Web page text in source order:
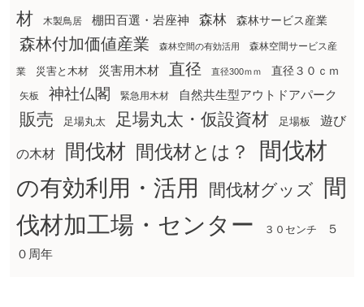
材
木製鳥居 棚田百選・岩座神 森林 森林サービス産業
森林付加価値産業 森林空間の有効活用 森林空間サービス産
業 災害と木材 災害用木材 直径 直径300ｍｍ 直径３０ｃｍ
矢板 神社仏閣 緊急用木材 自然共生型アウトドアパーク
販売 足場丸太 足場丸太・仮設資材 足場板 遊び
の木材 間伐材 間伐材とは？
間伐材
の有効利用・活用
間伐材グッズ
間
伐材加工場・センター
３０センチ
５
０周年